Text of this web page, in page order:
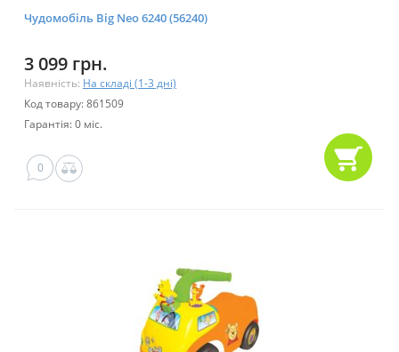
Чудомобіль Big Neo 6240 (56240)
3 099 грн.
Наявність: На складі (1-3 дні)
Код товару: 861509
Гарантія: 0 міс.
0